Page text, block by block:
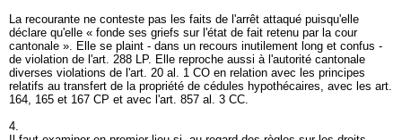
La recourante ne conteste pas les faits de l'arrêt attaqué puisqu'elle
déclare qu'elle « fonde ses griefs sur l'état de fait retenu par la cour
cantonale ». Elle se plaint - dans un recours inutilement long et confus -
de violation de l'art. 288 LP. Elle reproche aussi à l'autorité cantonale
diverses violations de l'art. 20 al. 1 CO en relation avec les principes
relatifs au transfert de la propriété de cédules hypothécaires, avec les art.
164, 165 et 167 CP et avec l'art. 857 al. 3 CC.
4.